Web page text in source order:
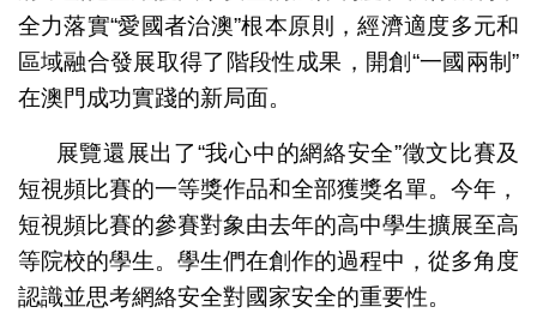
全力落實“愛國者治澳”根本原則，經濟適度多元和
區域融合發展取得了階段性成果，開創“一國兩制”
在澳門成功實踐的新局面。
展覽還展出了“我心中的網絡安全”徵文比賽及
短視頻比賽的一等獎作品和全部獲獎名單。今年，
短視頻比賽的參賽對象由去年的高中學生擴展至高
等院校的學生。學生們在創作的過程中，從多角度
認識並思考網絡安全對國家安全的重要性。